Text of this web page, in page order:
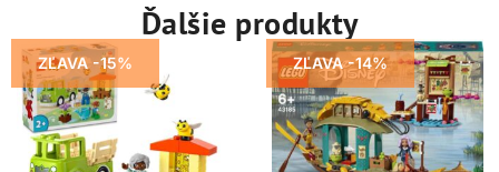
Ďalšie produkty
ZĽAVA -15% ZĽAVA -14%